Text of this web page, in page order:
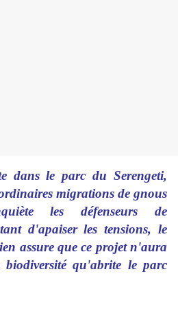
dans le parc du Serengeti,
migrations de gnous
les défenseurs de
d'apaiser les tensions, le
assure que ce projet n'aura
qu'abrite le parc